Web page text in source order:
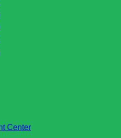
Center
นเรียนรู้ประสบการณ์
รงการ TSQM-A ของ
แก้ว สุรินทร์ และ
Movement Ed-